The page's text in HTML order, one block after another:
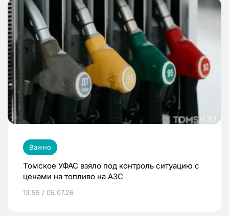
Важно
Томское УФАС взяло под контроль ситуацию с
ценами на топливо на АЗС
13:55 / 05.07.26